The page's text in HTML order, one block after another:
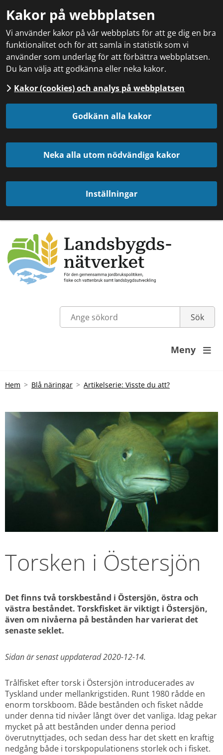
Kakor på webbplatsen
Vi använder kakor på vår webbplats för att ge dig en bra
funktionalitet och för att samla in statistik som vi
använder som underlag för att förbättra webbplatsen.
Du kan välja att godkänna eller neka kakor.
Kakor (cookies) och analys på webbplatsen
Godkänn alla kakor
Neka alla utom nödvändiga kakor
Inställningar
Meny 
Hem Blå näringar Artikelserie: Visste du att?
Torsken i Östersjön
Det finns två torskbestånd i Östersjön, östra och
västra beståndet. Torskfisket är viktigt i Östersjön,
även om nivåerna på bestånden har varierat det
senaste seklet.
Sidan är senast uppdaterad 2020-12-14.
Trålfisket efter torsk i Östersjön introducerades av
Tyskland under mellankrigstiden. Runt 1980 rådde en
enorm torskboom. Både bestånden och fisket nådde
under denna tid nivåer långt över det vanliga. Idag pekar
mycket på att bestånden under denna period
överutnyttjades, och sedan dess har det skett en kraftig
nedgång både i torskpopulationens storlek och i fisket.